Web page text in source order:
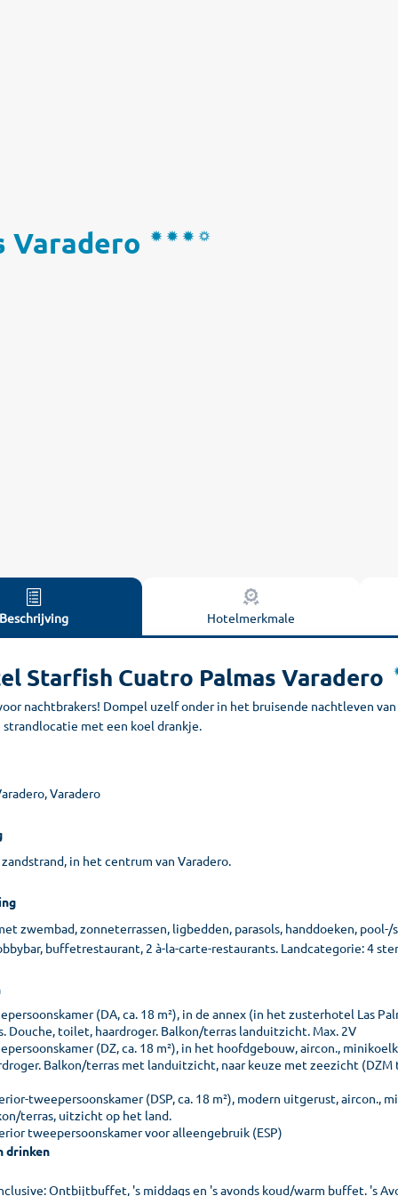
Varadero
Hotelmerkmale
Starfish Cuatro Palmas Varadero
nachtbrakers! Dompel uzelf onder in het bruisende nachtleven
met een koel drankje.
Varadero
in het centrum van Varadero.
zwembad, zonneterrassen, ligbedden, parasols, handdoeken,
buffetrestaurant, 2 à-la-carte-restaurants. Landcategorie: 4
(DA, ca. 18 m²), in de annex (in het zusterhotel Las
Douche, toilet, haardroger. Balkon/terras landuitzicht. Max. 2V
(DZ, ca. 18 m²), in het hoofdgebouw, aircon.,
Balkon/terras met landuitzicht, naar keuze met zeezicht
tweepersoonskamer (DSP, ca. 18 m²), modern uitgerust,
terras, uitzicht op het land.
tweepersoonskamer voor alleengebruik (ESP)
drinken
Ontbijtbuffet, 's middags en 's avonds koud/warm buffet. 's